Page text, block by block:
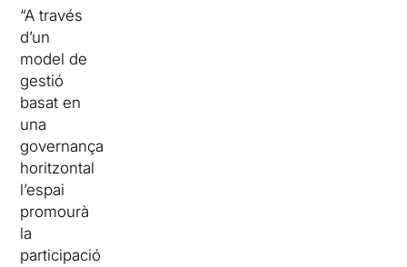
“A través
d’un
model de
gestió
basat en
una
governança
horitzontal
l’espai
promourà
la
participació